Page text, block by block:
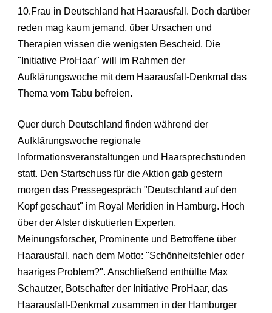
10.Frau in Deutschland hat Haarausfall. Doch darüber
reden mag kaum jemand, über Ursachen und
Therapien wissen die wenigsten Bescheid. Die
"Initiative ProHaar" will im Rahmen der
Aufklärungswoche mit dem Haarausfall-Denkmal das
Thema vom Tabu befreien.
Quer durch Deutschland finden während der
Aufklärungswoche regionale
Informationsveranstaltungen und Haarsprechstunden
statt. Den Startschuss für die Aktion gab gestern
morgen das Pressegespräch "Deutschland auf den
Kopf geschaut" im Royal Meridien in Hamburg. Hoch
über der Alster diskutierten Experten,
Meinungsforscher, Prominente und Betroffene über
Haarausfall, nach dem Motto: "Schönheitsfehler oder
haariges Problem?". Anschließend enthüllte Max
Schautzer, Botschafter der Initiative ProHaar, das
Haarausfall-Denkmal zusammen in der Hamburger